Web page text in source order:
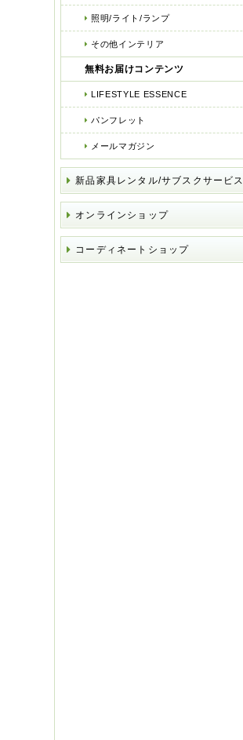
照明/ライト/ランプ
その他インテリア
無料お届けコンテンツ
LIFESTYLE ESSENCE
パンフレット
メールマガジン
新品家具レンタル/サブスクサービス
オンラインショップ
コーディネートショップ